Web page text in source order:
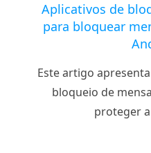
Aplicativos de
para bloquear
Este artigo
bloqueio de
proteger